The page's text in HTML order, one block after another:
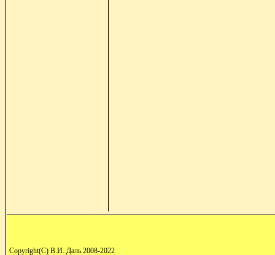
Copyright(C) В.И. Даль 2008-2022